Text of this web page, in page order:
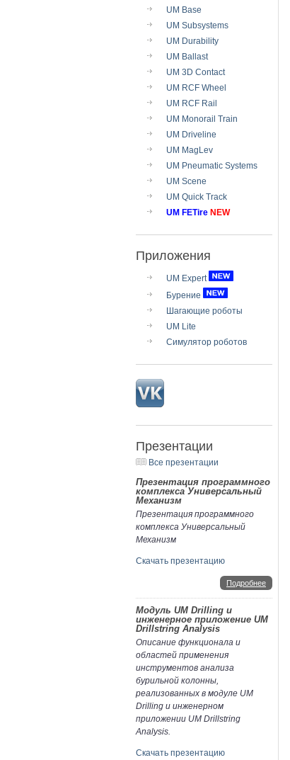
UM Base
UM Subsystems
UM Durability
UM Ballast
UM 3D Contact
UM RCF Wheel
UM RCF Rail
UM Monorail Train
UM Driveline
UM MagLev
UM Pneumatic Systems
UM Scene
UM Quick Track
UM FETire NEW
Приложения
UM Expert
Бурение
Шагающие роботы
UM Lite
Симулятор роботов
Презентации
Все презентации
Презентация программного
комплекса Универсальный
Механизм
Презентация программного
комплекса Универсальный
Механизм
Скачать презентацию
Подробнее
Модуль UM Drilling и
инженерное приложение UM
Drillstring Analysis
Описание функционала и
областей применения
инструментов анализа
бурильной колонны,
реализованных в модуле UM
Drilling и инженерном
приложении UM Drillstring
Analysis.
Скачать презентацию